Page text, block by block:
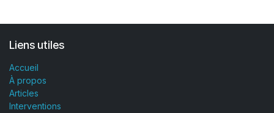
Liens utiles
Accueil
À propos
Articles
Interventions